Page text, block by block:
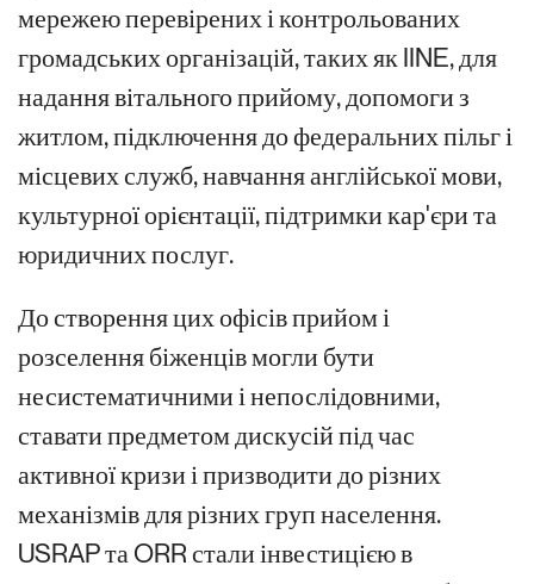
мережею перевірених і контрольованих
громадських організацій, таких як IINE, для
надання вітального прийому, допомоги з
житлом, підключення до федеральних пільг і
місцевих служб, навчання англійської мови,
культурної орієнтації, підтримки кар'єри та
юридичних послуг.
До створення цих офісів прийом і
розселення біженців могли бути
несистематичними і непослідовними,
ставати предметом дискусій під час
активної кризи і призводити до різних
механізмів для різних груп населення.
USRAP та ORR стали інвестицією в